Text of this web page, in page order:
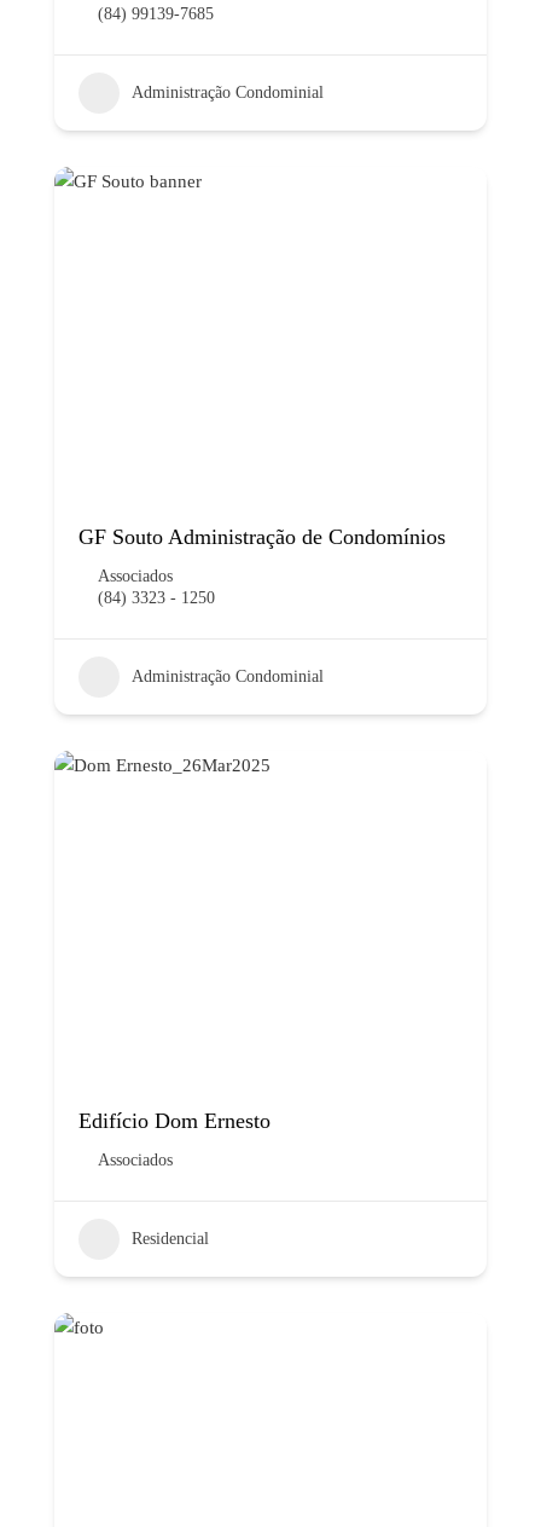
(84) 99139-7685
Administração Condominial
GF Souto Administração de Condomínios
Associados
(84) 3323 - 1250
Administração Condominial
Edifício Dom Ernesto
Associados
Residencial